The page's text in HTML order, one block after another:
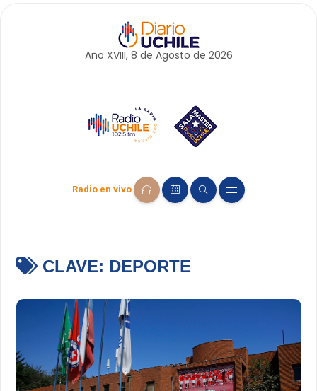
Año XVIII, 8 de Agosto de 2026
Radio en vivo
CLAVE: DEPORTE